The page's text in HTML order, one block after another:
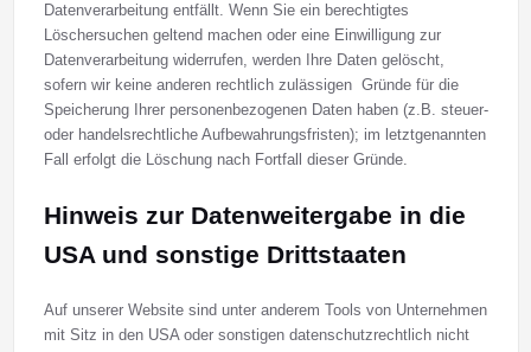
Datenverarbeitung entfällt. Wenn Sie ein berechtigtes
Löschersuchen geltend machen oder eine Einwilligung zur
Datenverarbeitung widerrufen, werden Ihre Daten gelöscht,
sofern wir keine anderen rechtlich zulässigen Gründe für die
Speicherung Ihrer personenbezogenen Daten haben (z.B. steuer-
oder handelsrechtliche Aufbewahrungsfristen); im letztgenannten
Fall erfolgt die Löschung nach Fortfall dieser Gründe.
Hinweis zur Datenweitergabe in die
USA und sonstige Drittstaaten
Auf unserer Website sind unter anderem Tools von Unternehmen
mit Sitz in den USA oder sonstigen datenschutzrechtlich nicht